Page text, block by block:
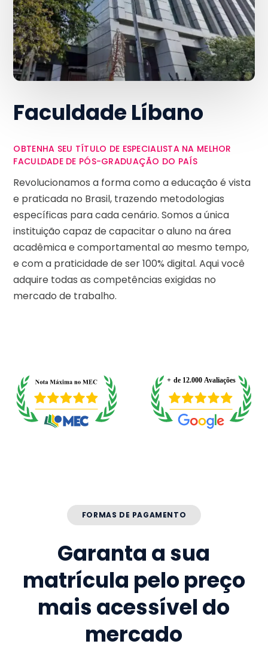
Faculdade Líbano
OBTENHA SEU TÍTULO DE ESPECIALISTA NA MELHOR
FACULDADE DE PÓS-GRADUAÇÃO DO PAÍS
Revolucionamos a forma como a educação é vista
e praticada no Brasil, trazendo metodologias
específicas para cada cenário. Somos a única
instituição capaz de capacitar o aluno na área
acadêmica e comportamental ao mesmo tempo,
e com a praticidade de ser 100% digital. Aqui você
adquire todas as competências exigidas no
mercado de trabalho.
FORMAS DE PAGAMENTO
Garanta a sua
matrícula pelo preço
mais acessível do
mercado